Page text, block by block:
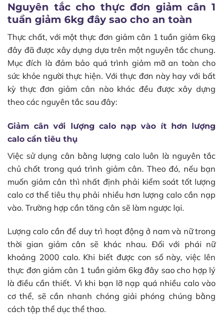
Nguyên tắc cho thực đơn giảm cân 1
tuần giảm 6kg đây sao cho an toàn
Thực chất, với một thực đơn giảm cân 1 tuần giảm 6kg
đây đã được xây dựng dựa trên một nguyên tắc chung.
Mục đích là đảm bảo quá trình giảm mỡ an toàn cho
sức khỏe người thực hiện. Với thực đơn này hay với bất
kỳ thực đơn giảm cân nào khác đều được xây dựng
theo các nguyên tắc sau đây:
Giảm cân với lượng calo nạp vào ít hơn lượng
calo cần tiêu thụ
Việc sử dụng cân bằng lượng calo luôn là nguyên tắc
chủ chốt trong quá trình giảm cân. Theo đó, nếu bạn
muốn giảm cân thì nhất định phải kiểm soát tốt lượng
calo cơ thể tiêu thụ phải nhiều hơn lượng calo cần nạp
vào. Trường hợp cần tăng cân sẽ làm ngược lại.
Lượng calo cần để duy trì hoạt động ở nam và nữ trong
thời gian giảm cân sẽ khác nhau. Đối với phái nữ
khoảng 2000 calo. Khi biết được con số này, việc lên
thực đơn giảm cân 1 tuần giảm 6kg đây sao cho hợp lý
là điều cần thiết. Vì khi bạn lỡ nạp quá nhiều calo vào
cơ thể, sẽ cần nhanh chóng giải phóng chúng bằng
cách tập thể dục thể thao.